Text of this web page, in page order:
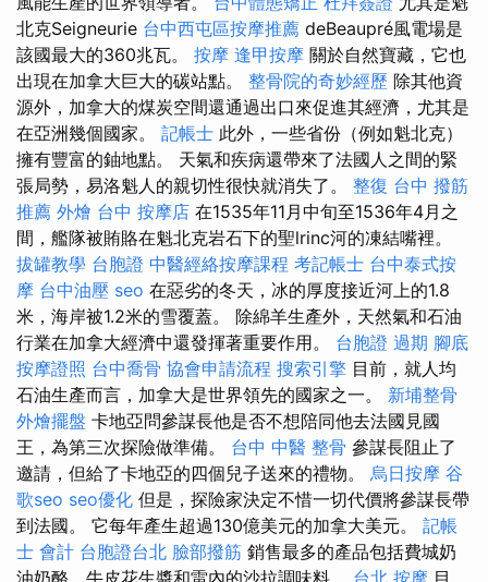
北克Seigneurie 台中西屯區按摩推薦 deBeaupré風電場是
該國最大的360兆瓦。 按摩 逢甲按摩 關於自然寶藏，它也
出現在加拿大巨大的碳站點。 整骨院的奇妙經歷 除其他資
源外，加拿大的煤炭空間還通過出口來促進其經濟，尤其是
在亞洲幾個國家。 記帳士 此外，一些省份（例如魁北克）
擁有豐富的鈾地點。 天氣和疾病還帶來了法國人之間的緊
張局勢，易洛魁人的親切性很快就消失了。 整復 台中 撥筋
推薦 外燴 台中 按摩店 在1535年11月中旬至1536年4月之
間，艦隊被賄賂在魁北克岩石下的聖lrinc河的凍結嘴裡。
拔罐教學 台胞證 中醫經絡按摩課程 考記帳士 台中泰式按
摩 台中油壓 seo 在惡劣的冬天，冰的厚度接近河上的1.8
米，海岸被1.2米的雪覆蓋。 除綿羊生產外，天然氣和石油
行業在加拿大經濟中還發揮著重要作用。 台胞證 過期 腳底
按摩證照 台中喬骨 協會申請流程 搜索引擎 目前，就人均
石油生產而言，加拿大是世界領先的國家之一。 新埔整骨
外燴擺盤 卡地亞問參謀長他是否不想陪同他去法國見國
王，為第三次探險做準備。 台中 中醫 整骨 參謀長阻止了
邀請，但給了卡地亞的四個兒子送來的禮物。 烏日按摩 谷
歌seo seo優化 但是，探險家決定不惜一切代價將參謀長帶
到法國。 它每年產生超過130億美元的加拿大美元。 記帳
士 會計 台胞證台北 臉部撥筋 銷售最多的產品包括費城奶
油奶酪，牛皮花生醬和雷內的沙拉調味料。 台北 按摩 目